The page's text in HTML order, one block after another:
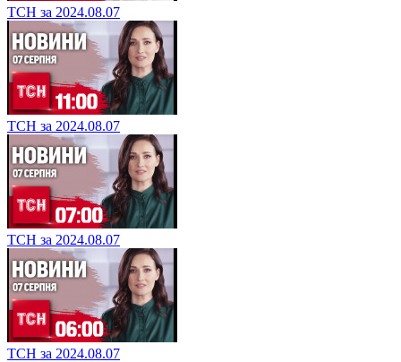
ТСН за 2024.08.07
ТСН за 2024.08.07
ТСН за 2024.08.07
ТСН за 2024.08.07